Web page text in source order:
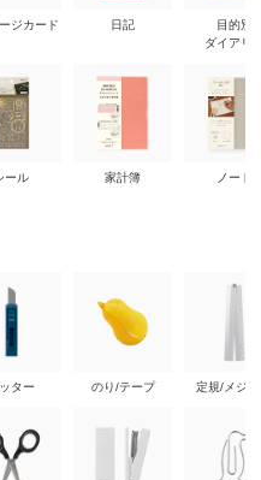
ジカード
ール
日記
家計簿
目的別
ダイアリ
ノート
ター のり/テープ 定規/メジ